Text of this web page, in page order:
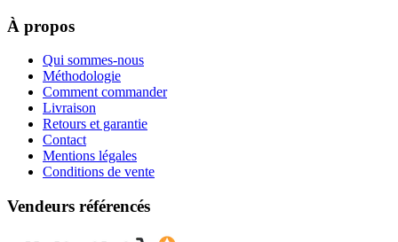
À propos
Qui sommes-nous
Méthodologie
Comment commander
Livraison
Retours et garantie
Contact
Mentions légales
Conditions de vente
Vendeurs référencés